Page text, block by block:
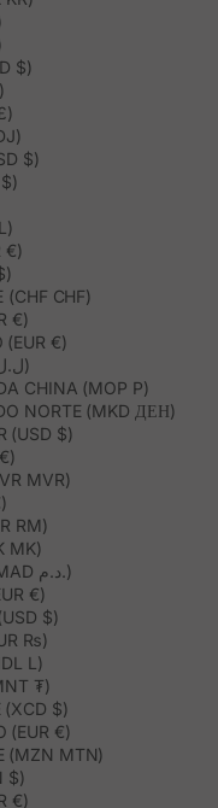
$)
$)
€)
(CHF CHF)
€)
(EUR €)
LÍBANO (LBP ل.ل)
CHINA (MOP P)
NORTE (MKD ДЕН)
(USD $)
MVR)
RM)
MK)
MARROCOS (MAD د.م.)
€)
$)
₨)
L)
₮)
(XCD $)
(EUR €)
(MZN MTN)
$)
€)